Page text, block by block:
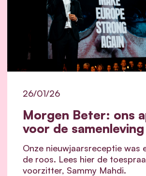
Morgen Beter: ons
voor de samenleving
26/01/26
Onze nieuwjaarsreceptie was
de roos. Lees hier de
voorzitter, Sammy Mahdi.